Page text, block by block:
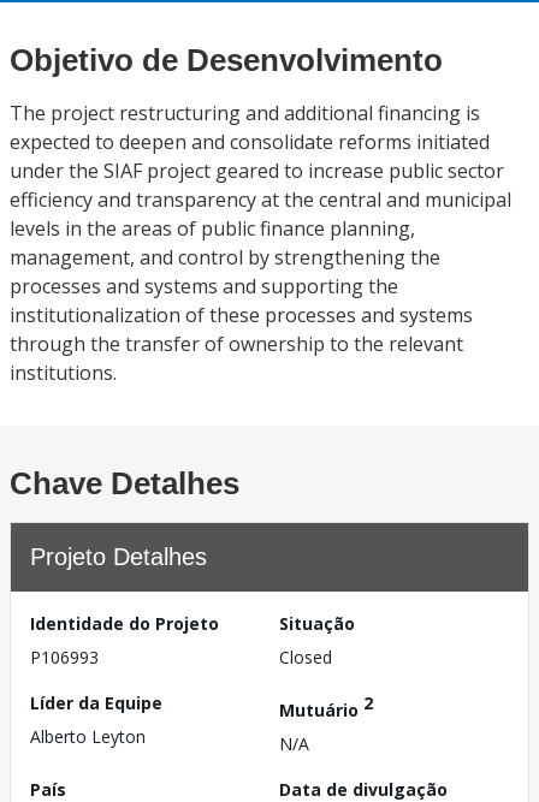
Objetivo de Desenvolvimento
The project restructuring and additional financing is
expected to deepen and consolidate reforms initiated
under the SIAF project geared to increase public sector
efficiency and transparency at the central and municipal
levels in the areas of public finance planning,
management, and control by strengthening the
processes and systems and supporting the
institutionalization of these processes and systems
through the transfer of ownership to the relevant
institutions.
Chave Detalhes
Projeto Detalhes
Identidade do Projeto
P106993
Situação
Closed
Líder da Equipe
Alberto Leyton
Mutuário 2
N/A
País
Data de divulgação